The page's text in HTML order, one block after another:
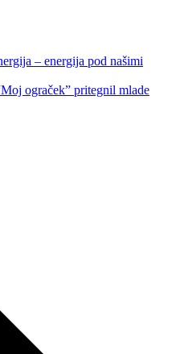
– energija pod našimi
ograček” pritegnil mlade